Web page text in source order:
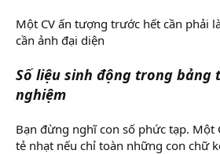
Một CV ấn tượng trước hết cần phải
cần ảnh đại diện
Số liệu sinh động trong bảng
nghiệm
Bạn đừng nghĩ con số phức tạp. Một
tẻ nhạt nếu chỉ toàn những con chữ